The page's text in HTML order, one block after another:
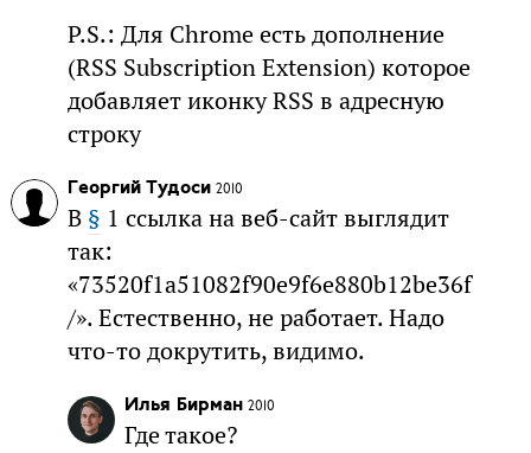
P.S.: Для Chrome есть дополнение
(RSS Subscription Extension) которое
добавляет иконку RSS в адресную
строку
Георгий Тудоси 2010
В § 1 ссылка на веб-сайт выглядит
так:
«73520f1a51082f90e9f6e880b12be36f
/». Естественно, не работает. Надо
что-то докрутить, видимо.
Илья Бирман 2010
Где такое?